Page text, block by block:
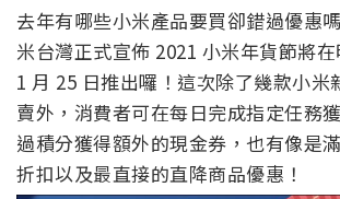
去年有哪些小米產品要買卻錯過優惠
米台灣正式宣佈 2021 小米年貨節將
1 月 25 日推出囉！這次除了幾款小米
賣外，消費者可在每日完成指定任務
過積分獲得額外的現金券，也有像是
折扣以及最直接的直降商品優惠！